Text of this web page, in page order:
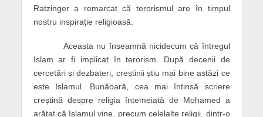
Ratzinger a remarcat că terorismul are în timpul
nostru inspirație religioasă.
Aceasta nu înseamnă nicidecum că întregul
Islam ar fi implicat în terorism. După decenii de
cercetări și dezbateri, creștinii știu mai bine astăzi ce
este Islamul. Bunăoară, cea mai întinsă scriere
creștină despre religia întemeiată de Mohamed a
arătat că Islamul vine, precum celelalte religii, dintr-o